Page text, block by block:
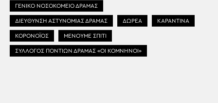
ΓΕΝΙΚΟ ΝΟΣΟΚΟΜΕΙΟ ΔΡΑΜΑΣ
ΔΙΕΎΘΥΝΣΗ ΑΣΤΥΝΟΜΙΑΣ ΔΡΑΜΑΣ ΔΩΡΕΑ ΚΑΡΑΝΤΙΝΑ
ΚΟΡΟΝΟΪΟΣ ΜΕΝΟΥΜΕ ΣΠΙΤΙ
ΣΥΛΛΟΓΟΣ ΠΟΝΤΙΩΝ ΔΡΑΜΑΣ «ΟΙ ΚΟΜΝΗΝΟΙ»